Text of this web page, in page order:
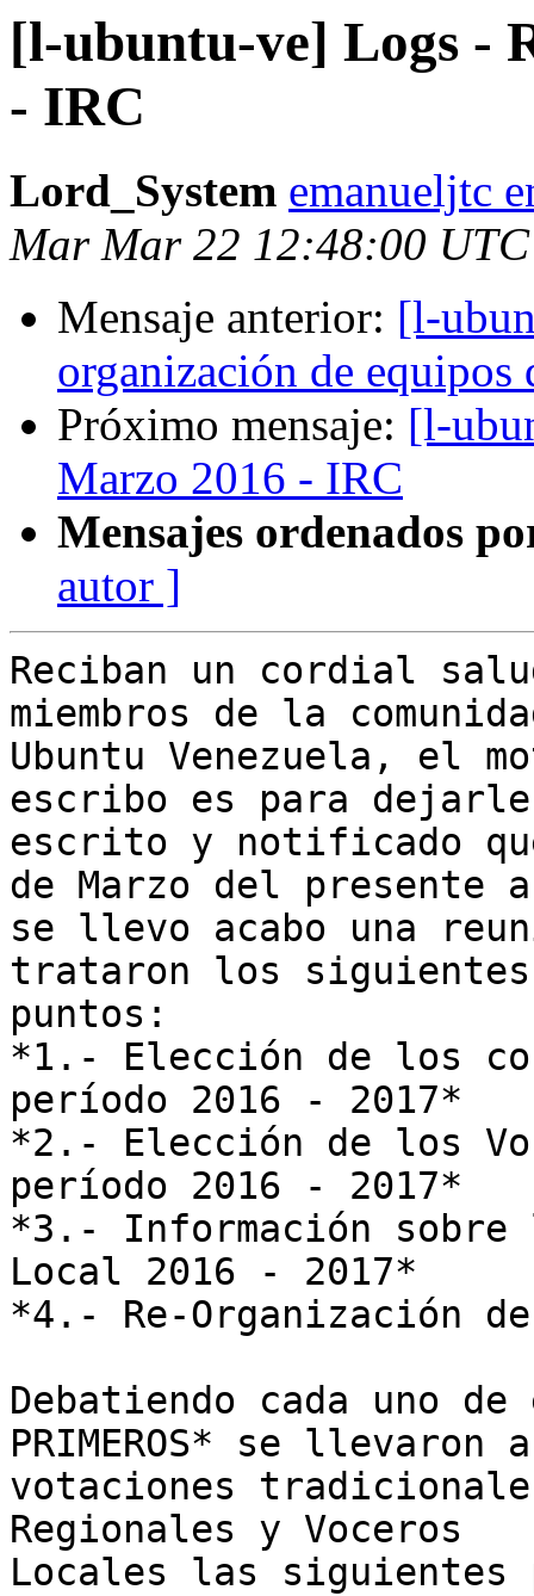
[l-ubuntu-ve] Logs -
- IRC
Lord_System emanueljtc
Mar Mar 22 12:48:00
Mensaje anterior: [l-
organización de
Próximo mensaje: [l-
Marzo 2016 - IRC
Mensajes ordenados
autor ]
Reciban un cordial
miembros de la
Ubuntu Venezuela, el
escribo es para
escrito y notificado
de Marzo del presente
se llevo acabo una
trataron los siguientes
puntos:
*1.- Elección de los
período 2016 - 2017*
*2.- Elección de los
período 2016 - 2017*
*3.- Información
Local 2016 - 2017*
*4.- Re-Organización
Debatiendo cada uno
PRIMEROS* se llevaron a
votaciones
Regionales y Voceros
Locales las siguientes